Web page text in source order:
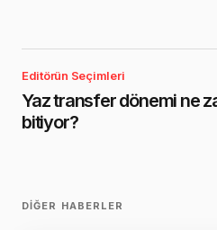
Editörün Seçimleri
Yaz transfer dönemi ne
bitiyor?
DIĞER HABERLER